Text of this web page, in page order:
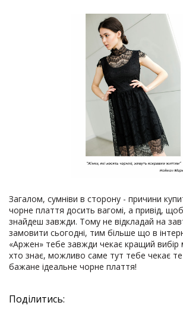
Загалом, сумніви в сторону - причини
чорне плаття досить вагомі, а привід,
знайдеш завжди. Тому не відкладай на
замовити сьогодні, тим більше що в
«Аржен» тебе завжди чекає кращий вибір
хто знає, можливо саме тут тебе чекає те
бажане ідеальне чорне плаття!
Поділитись: